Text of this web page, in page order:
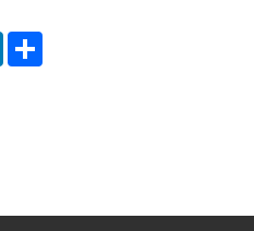
LinkedInShare